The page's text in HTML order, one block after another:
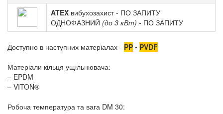
ATEX вибухозахист - ПО ЗАПИТУ
ОДНОФАЗНИЙ (до 3 кВт) - ПО ЗАПИТУ
Доступно в наступних матеріалах - PP - PVDF
Матеріали кільця ущільнювача:
– EPDM
– VITON®
Робоча температура та вага DM 30: